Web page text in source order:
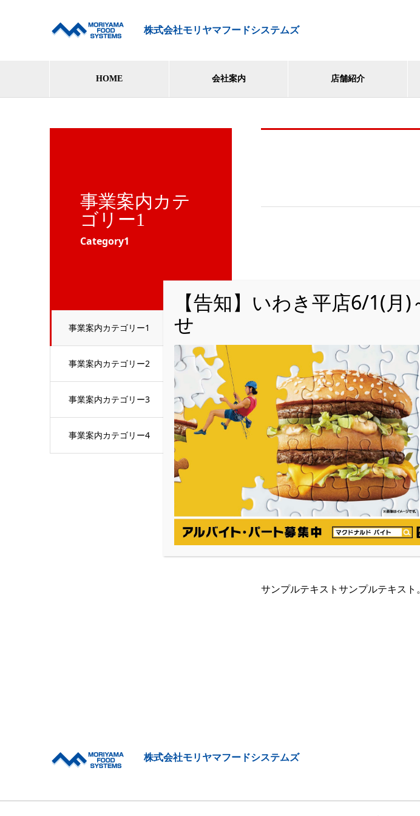
株式会社モリヤマフードシステムズ
HOME 会社案内 店舗紹介
事業案内カテ
ゴリー1
Category1
事業案内カテゴリー1
事業案内カテゴリー2
事業案内カテゴリー3
事業案内カテゴリー4
サンプルテキストサンプルテキスト。
株式会社モリヤマフードシステムズ